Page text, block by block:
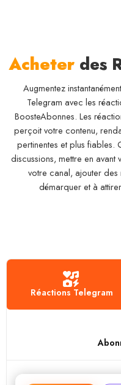
Acheterdes
Augmentez
Telegram avec les
BoosteAbonnes. Les
perçoit votre contenu,
pertinentes et plus fiables.
discussions, mettre en
votre canal, ajouter
démarquer et à
Réactions Telegram